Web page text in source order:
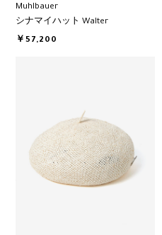
Muhlbauer
シナマイハット Walter
￥57,200